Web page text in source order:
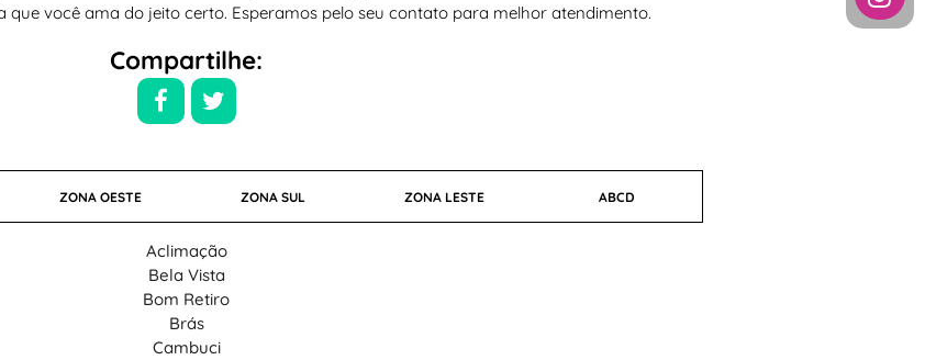
que você ama do jeito certo. Esperamos pelo seu contato para melhor atendimento.
Compartilhe:
ZONA OESTE ZONA SUL ZONA LESTE ABCD
Aclimação
Bela Vista
Bom Retiro
Brás
Cambuci